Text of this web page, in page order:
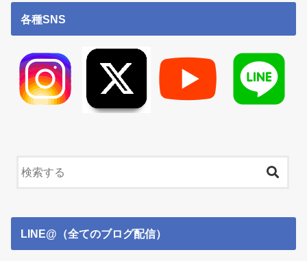
各種SNS
LINE@（全てのブログ配信）